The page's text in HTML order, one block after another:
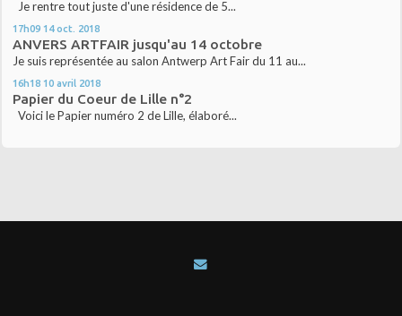
Je rentre tout juste d'une résidence de 5...
17h09 14 oct. 2018
ANVERS ARTFAIR jusqu'au 14 octobre
Je suis représentée au salon Antwerp Art Fair du 11 au...
16h18 10 avril 2018
Papier du Coeur de Lille n°2
Voici le Papier numéro 2 de Lille, élaboré...